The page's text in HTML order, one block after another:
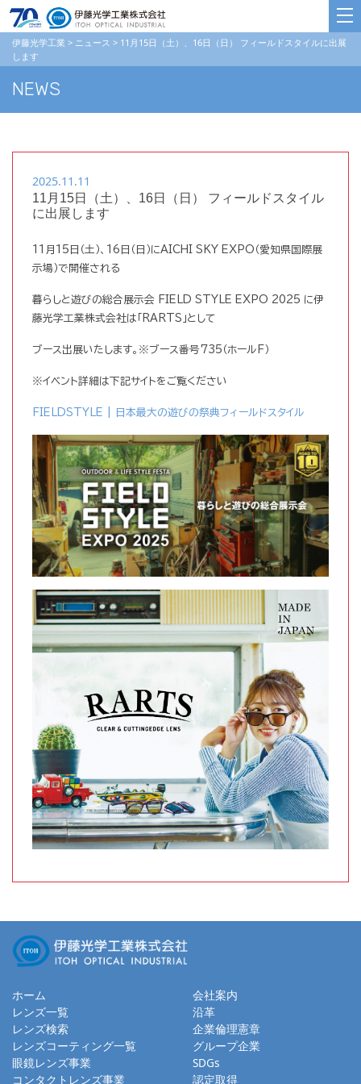
伊藤光学工業 > ニュース > 11月15日（土）、16日（日） フィールドスタイルに出展
します
NEWS
2025.11.11
11月15日（土）、16日（日） フィールドスタイル
に出展します
11月15日（土）、16日（日）にAICHI SKY EXPO（愛知県国際展
示場）で開催される
暮らしと遊びの総合展示会 FIELD STYLE EXPO 2025 に伊
藤光学工業株式会社は「RARTS」として
ブース出展いたします。※ブース番号735（ホールF）
※イベント詳細は下記サイトをご覧ください
FIELDSTYLE | 日本最大の遊びの祭典フィールドスタイル
ホーム
レンズ一覧
レンズ検索
レンズコーティング一覧
眼鏡レンズ事業
コンタクトレンズ事業
会社案内
沿革
企業倫理憲章
グループ企業
SDGs
認定取得